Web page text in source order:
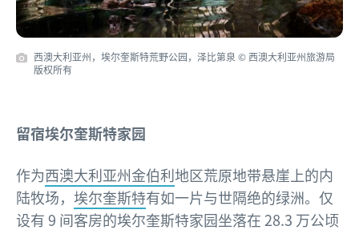
西澳大利亚州，埃尔奎斯特荒野公园，泽比第泉 © 西澳大利亚州旅游局
版权所有
留宿埃尔奎斯特家园
作为西澳大利亚州金伯利地区荒原地带悬崖上的内
陆牧场， 埃尔奎斯特有如一片与世隔绝的绿洲。仅
设有 9 间客房的埃尔奎斯特家园坐落在 28.3 万公顷